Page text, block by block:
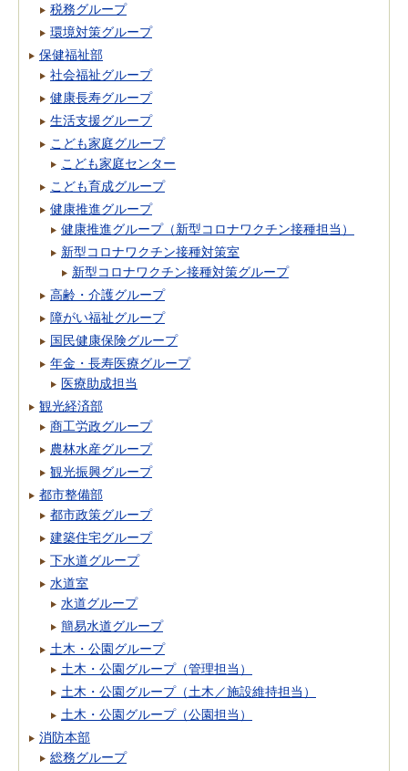
税務グループ
環境対策グループ
保健福祉部
社会福祉グループ
健康長寿グループ
生活支援グループ
こども家庭グループ
こども家庭センター
こども育成グループ
健康推進グループ
健康推進グループ（新型コロナワクチン接種担当）
新型コロナワクチン接種対策室
新型コロナワクチン接種対策グループ
高齢・介護グループ
障がい福祉グループ
国民健康保険グループ
年金・長寿医療グループ
医療助成担当
観光経済部
商工労政グループ
農林水産グループ
観光振興グループ
都市整備部
都市政策グループ
建築住宅グループ
下水道グループ
水道室
水道グループ
簡易水道グループ
土木・公園グループ
土木・公園グループ（管理担当）
土木・公園グループ（土木／施設維持担当）
土木・公園グループ（公園担当）
消防本部
総務グループ